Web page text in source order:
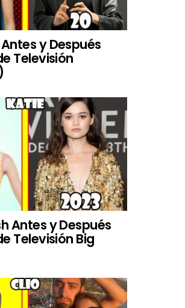
y Después
Televisión
Antes y Después
Televisión Big